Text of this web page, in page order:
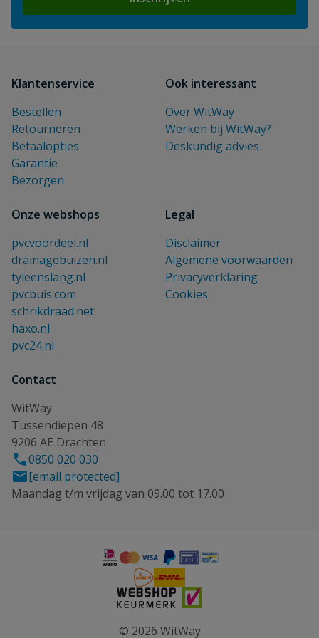
Klantenservice
Bestellen
Retourneren
Betaalopties
Garantie
Bezorgen
Ook interessant
Over WitWay
Werken bij WitWay?
Deskundig advies
Onze webshops
pvcvoordeel.nl
drainagebuizen.nl
tyleenslang.nl
pvcbuis.com
schrikdraad.net
haxo.nl
pvc24.nl
Legal
Disclaimer
Algemene voorwaarden
Privacyverklaring
Cookies
Contact
WitWay
Tussendiepen 48
9206 AE Drachten
0850 020 030
[email protected]
Maandag t/m vrijdag van 09.00 tot 17.00
© 2026 WitWay